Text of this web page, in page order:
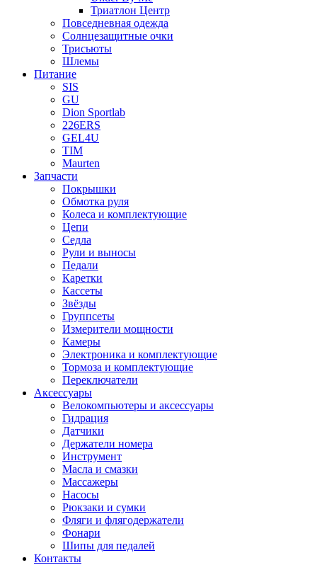
Триатлон Центр
Повседневная одежда
Солнцезащитные очки
Трисьюты
Шлемы
Питание
SIS
GU
Dion Sportlab
226ERS
GEL4U
TIM
Maurten
Запчасти
Покрышки
Обмотка руля
Колеса и комплектующие
Цепи
Седла
Рули и выносы
Педали
Каретки
Кассеты
Звёзды
Группсеты
Измерители мощности
Камеры
Электроника и комплектующие
Тормоза и комплектующие
Переключатели
Аксессуары
Велокомпьютеры и аксессуары
Гидрация
Датчики
Держатели номера
Инструмент
Масла и смазки
Массажеры
Насосы
Рюкзаки и сумки
Фляги и флягодержатели
Фонари
Шипы для педалей
Контакты